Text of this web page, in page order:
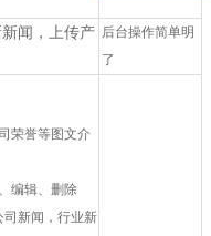
闻，上传产 后台操作简单明
了
荣誉等图文介
编辑、删除
司新闻，行业新